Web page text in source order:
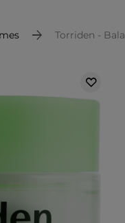
noch mehr Punkte
Torriden -